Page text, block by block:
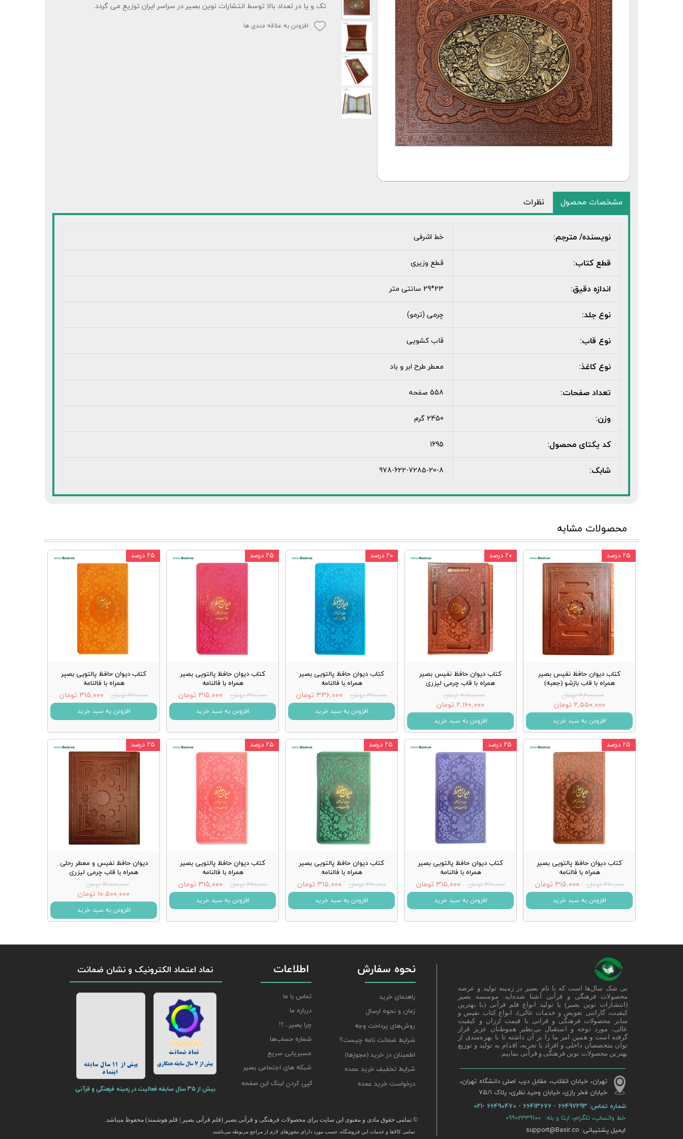
تک و یا در تعداد بالا توسط انتشارات نوین بصیر در سراسر ایران توزیع می گردد.
افزودن به علاقه مندی ها
مشخصات محصول نظرات
نویسنده/ مترجم: خط اشرفی
قطع کتاب: قطع وزیری
اندازه دقیق: 23*29 سانتی متر
نوع جلد: چرمی (ترمو)
نوع قاب: قاب کشویی
نوع کاغذ: معطر طرح ابر و باد
تعداد صفحات: 558 صفحه
وزن: 2450 گرم
کد یکتای محصول: 1695
شابک: 978-622-7285-20-8
محصولات مشابه
کتاب دیوان حافظ نفیس بصیر
همراه با قاب بازشو (جعبه)
۳,۴۰۰,۰۰۰ تومان
۲,۵۵۰,۰۰۰ تومان
افزودن به سبد خرید
۲۵ درصد
کتاب دیوان حافظ نفیس بصیر
همراه با قاب چرمی لیزری
۲,۷۰۰,۰۰۰ تومان
۲,۱۶۰,۰۰۰ تومان
افزودن به سبد خرید
۲۰ درصد
کتاب دیوان حافظ پالتویی بصیر
همراه با فالنامه
۴۲۰,۰۰۰ تومان ۳۳۶,۰۰۰ تومان
افزودن به سبد خرید
۲۰ درصد
کتاب دیوان حافظ پالتویی بصیر
همراه با فالنامه
۴۲۰,۰۰۰ تومان ۳۱۵,۰۰۰ تومان
افزودن به سبد خرید
۲۵ درصد
کتاب دیوان حافظ پالتویی بصیر
همراه با فالنامه
۴۲۰,۰۰۰ تومان ۳۱۵,۰۰۰ تومان
افزودن به سبد خرید
۲۵ درصد
کتاب دیوان حافظ پالتویی بصیر
همراه با فالنامه
۴۲۰,۰۰۰ تومان ۳۱۵,۰۰۰ تومان
افزودن به سبد خرید
۲۵ درصد
کتاب دیوان حافظ پالتویی بصیر
همراه با فالنامه
۴۲۰,۰۰۰ تومان ۳۱۵,۰۰۰ تومان
افزودن به سبد خرید
۲۵ درصد
کتاب دیوان حافظ پالتویی بصیر
همراه با فالنامه
۴۲۰,۰۰۰ تومان ۳۱۵,۰۰۰ تومان
افزودن به سبد خرید
۲۵ درصد
کتاب دیوان حافظ پالتویی بصیر
همراه با فالنامه
۴۲۰,۰۰۰ تومان ۳۱۵,۰۰۰ تومان
افزودن به سبد خرید
۲۵ درصد
دیوان حافظ نفیس و معطر رحلی
همراه با قاب چرمی لیزری
۱۴,۰۰۰,۰۰۰ تومان
۱۰,۵۰۰,۰۰۰ تومان
افزودن به سبد خرید
۲۵ درصد
نحوه سفارش
راهنمای خرید
زمان و نحوه ارسال
روش‌های پرداخت وجه
شرایط ضمانت نامه چیست؟
اطمینان در خرید (مجوزها)
شرایط تخفیف خرید عمده
درخواست خرید عمده
© تمامی حقوق مادی و معنوی این سایت برای محصولات فرهنگی و قرآنی بصیر (قلم قرآنی بصیر | قلم هوشمند) محفوظ میباشد.
تمامی كالاها و خدمات این فروشگاه، حسب مورد دارای مجوزهای لازم از مراجع مربوطه می‌باشند.
نماد اعتماد الکترونیک و نشان ضمانت
بیش از 11 سال سابقه
اینماد
بیش از 35 سال سابقه فعالیت در زمینه فرهنگی و قرآنی
بیش از 7 سال سابقه همکاری
اطلاعات
تماس با ما
درباره ما
چرا بصیر...؟!
شماره حساب‌ها
مسیریابی سریع
شبکه های اجتماعی بصیر
تهران، خیابان انقلاب، مقابل درب اصلی دانشگاه تهران،
خیابان فخر رازی، خیابان وحید نظری، پلاک ۷۵/۱​​​​​​​
شماره تماس:
بی شک سال‌ها است که با نام بصیر در زمینه تولید و عرضه
محصولات فرهنگی و قرآنی آشنا شده‌اید. موسسه بصیر
(انتشارات نوین بصیر) با تولید انواع قلم قرآنی (با بهترین
کیفیت، گارانتی تعویض و خدمات عالی)، انواع کتاب نفیس و
سایر محصولات فرهنگی و قرانی با قیمت ارزان و کیفیت
عالی، مورد توجه و استقبال بی‌نظیر هموطنان عزیز قرار
گرفته است و همین امر ما را بر آن داشته تا با بهره‌مندی از
توان متخصصان داخلی و افراد با تجربه، اقدام به تولید و توزیع
بهترین محصولات نوین فرهنگی و قرآنی نماییم.
خط واتساپ، تلگرام، ایتا و بله: 09902339100
ایمیل پشتیبانی: support@Basir.co
کپی کردن لینک این صفحه